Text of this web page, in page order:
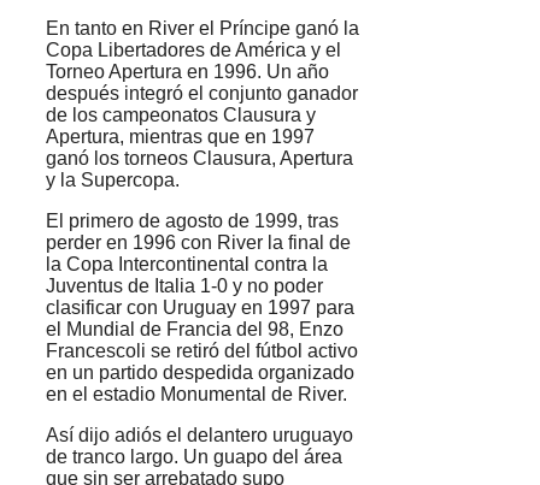
En tanto en River el Príncipe ganó la
Copa Libertadores de América y el
Torneo Apertura en 1996. Un año
después integró el conjunto ganador
de los campeonatos Clausura y
Apertura, mientras que en 1997
ganó los torneos Clausura, Apertura
y la Supercopa.
El primero de agosto de 1999, tras
perder en 1996 con River la final de
la Copa Intercontinental contra la
Juventus de Italia 1-0 y no poder
clasificar con Uruguay en 1997 para
el Mundial de Francia del 98, Enzo
Francescoli se retiró del fútbol activo
en un partido despedida organizado
en el estadio Monumental de River.
Así dijo adiós el delantero uruguayo
de tranco largo. Un guapo del área
que sin ser arrebatado supo